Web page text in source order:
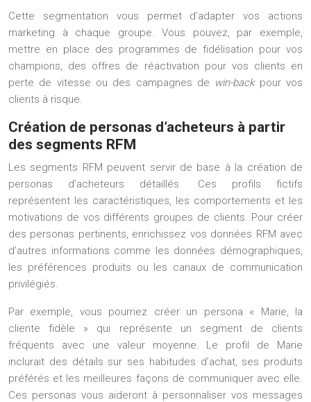
Cette segmentation vous permet d’adapter vos actions
marketing à chaque groupe. Vous pouvez, par exemple,
mettre en place des programmes de fidélisation pour vos
champions, des offres de réactivation pour vos clients en
perte de vitesse ou des campagnes de win-back pour vos
clients à risque.
Création de personas d’acheteurs à partir
des segments RFM
Les segments RFM peuvent servir de base à la création de
personas d’acheteurs détaillés. Ces profils fictifs
représentent les caractéristiques, les comportements et les
motivations de vos différents groupes de clients. Pour créer
des personas pertinents, enrichissez vos données RFM avec
d’autres informations comme les données démographiques,
les préférences produits ou les canaux de communication
privilégiés.
Par exemple, vous pourriez créer un persona « Marie, la
cliente fidèle » qui représente un segment de clients
fréquents avec une valeur moyenne. Le profil de Marie
inclurait des détails sur ses habitudes d’achat, ses produits
préférés et les meilleures façons de communiquer avec elle.
Ces personas vous aideront à personnaliser vos messages